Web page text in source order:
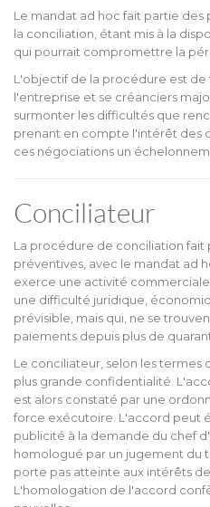
Le mandat ad hoc fait partie
la conciliation, étant mis à la
qui pourrait compromettre la
L'objectif de la procédure est
l'entreprise et se créanciers
surmonter les difficultés que
prenant en compte l'intérêt des
ces négociations un
Conciliateur
La procédure de conciliation
préventives, avec le mandat ad
exerce une activité
une difficulté juridique,
prévisible, mais qui, ne se
paiements depuis plus de
Le conciliateur, selon les termes
plus grande confidentialité.
est alors constaté par une
force exécutoire. L'accord peut
publicité à la demande du chef
homologué par un jugement du
porte pas atteinte aux intérêts
L'homologation de l'accord